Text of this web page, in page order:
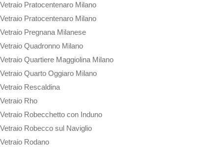
Vetraio Pratocentenaro Milano
Vetraio Pratocentenaro Milano
Vetraio Pregnana Milanese
Vetraio Quadronno Milano
Vetraio Quartiere Maggiolina Milano
Vetraio Quarto Oggiaro Milano
Vetraio Rescaldina
Vetraio Rho
Vetraio Robecchetto con Induno
Vetraio Robecco sul Naviglio
Vetraio Rodano